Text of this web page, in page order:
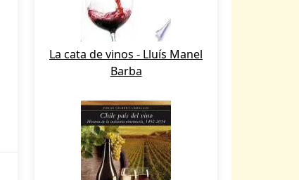
La cata de vinos - Lluís Manel
Barba